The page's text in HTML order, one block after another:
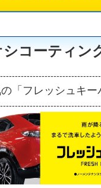
シコーティン
「フレッシュキー